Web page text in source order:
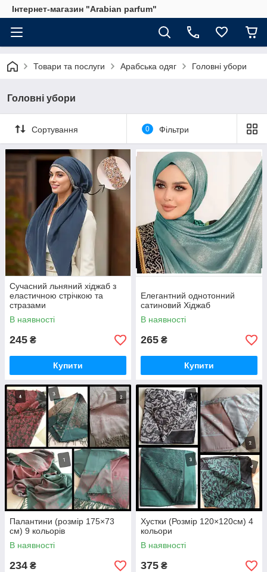
Інтернет-магазин "Arabian parfum"
Товари та послуги Арабська одяг Головні убори
Головні убори
Сортування 0 Фільтри
Сучасний льняний хіджаб з
еластичною стрічкою та
стразами
В наявності
245 ₴
Купити
​Елегантний однотонний
сатиновий Хіджаб
В наявності
265 ₴
Купити
Палантини (розмір 175×73
см) 9 кольорів
В наявності
234 ₴
Хустки (Розмір 120×120см) 4
кольори
В наявності
375 ₴